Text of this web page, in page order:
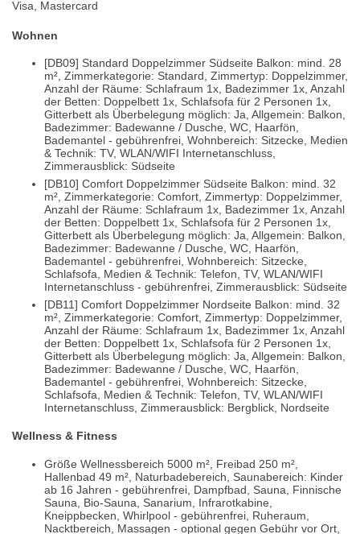
Visa, Mastercard
Wohnen
[DB09] Standard Doppelzimmer Südseite Balkon: mind. 28
m², Zimmerkategorie: Standard, Zimmertyp: Doppelzimmer,
Anzahl der Räume: Schlafraum 1x, Badezimmer 1x, Anzahl
der Betten: Doppelbett 1x, Schlafsofa für 2 Personen 1x,
Gitterbett als Überbelegung möglich: Ja, Allgemein: Balkon,
Badezimmer: Badewanne / Dusche, WC, Haarfön,
Bademantel - gebührenfrei, Wohnbereich: Sitzecke, Medien
& Technik: TV, WLAN/WIFI Internetanschluss,
Zimmerausblick: Südseite
[DB10] Comfort Doppelzimmer Südseite Balkon: mind. 32
m², Zimmerkategorie: Comfort, Zimmertyp: Doppelzimmer,
Anzahl der Räume: Schlafraum 1x, Badezimmer 1x, Anzahl
der Betten: Doppelbett 1x, Schlafsofa für 2 Personen 1x,
Gitterbett als Überbelegung möglich: Ja, Allgemein: Balkon,
Badezimmer: Badewanne / Dusche, WC, Haarfön,
Bademantel - gebührenfrei, Wohnbereich: Sitzecke,
Schlafsofa, Medien & Technik: Telefon, TV, WLAN/WIFI
Internetanschluss - gebührenfrei, Zimmerausblick: Südseite
[DB11] Comfort Doppelzimmer Nordseite Balkon: mind. 32
m², Zimmerkategorie: Comfort, Zimmertyp: Doppelzimmer,
Anzahl der Räume: Schlafraum 1x, Badezimmer 1x, Anzahl
der Betten: Doppelbett 1x, Schlafsofa für 2 Personen 1x,
Gitterbett als Überbelegung möglich: Ja, Allgemein: Balkon,
Badezimmer: Badewanne / Dusche, WC, Haarfön,
Bademantel - gebührenfrei, Wohnbereich: Sitzecke,
Schlafsofa, Medien & Technik: Telefon, TV, WLAN/WIFI
Internetanschluss, Zimmerausblick: Bergblick, Nordseite
Wellness & Fitness
Größe Wellnessbereich 5000 m², Freibad 250 m²,
Hallenbad 49 m², Naturbadebereich, Saunabereich: Kinder
ab 16 Jahren - gebührenfrei, Dampfbad, Sauna, Finnische
Sauna, Bio-Sauna, Sanarium, Infrarotkabine,
Kneippbecken, Whirlpool - gebührenfrei, Ruheraum,
Nacktbereich, Massagen - optional gegen Gebühr vor Ort,